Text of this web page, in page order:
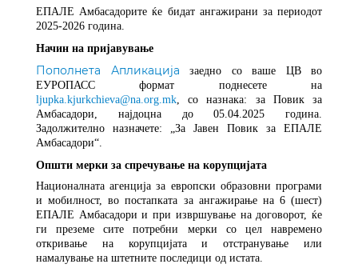
ЕПАЛЕ Амбасадорите ќе бидат ангажирани за периодот
2025-2026 година.
Начин на пријавување
Пополнета Апликација заедно со ваше ЦВ во
ЕУРОПАСС формат поднесете на
ljupka.kjurkchieva@na.org.mk, со назнака: за Повик за
Амбасадори, најдоцна до05.04.2025 година.
Задолжително назначете: „За Јавен Повик за ЕПАЛЕ
Амбасадори“.
Општи мерки за спречување на корупцијата
Националната агенција за европски образовни програми
и мобилност, во постапката за ангажирање на 6 (шест)
ЕПАЛЕ Амбасадори и при извршување на договорот, ќе
ги преземе сите потребни мерки со цел навремено
откривање на корупцијата и отстранување или
намалување на штетните последици од истата.